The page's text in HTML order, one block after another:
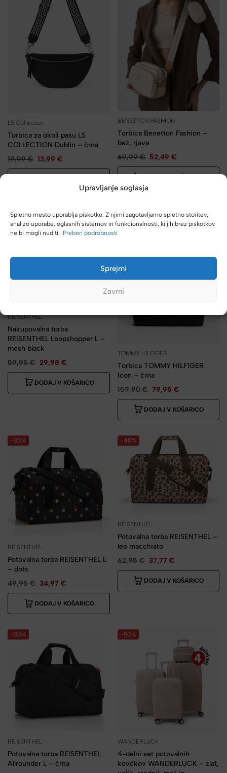
Upravljanje soglasja
Spletno mesto uporablja piškotke. Z njimi zagotavljamo spletno storitev,
analizo uporabe, oglasnih sistemov in funkcionalnosti, ki jih brez piškotkov
ne bi mogli nuditi. Preberi podrobnosti
Sprejmi
Zavrni
LS Collection
Torbica za okoli pasu LS
COLLECTION Dublin – črna
19,99€ 13,99 €
BENETTON FASHION
Torbica Benetton Fashion –
bež, rjava
69,99€ 52,49 €
REISENTHEL
Nakupovalna torba
REISENTHEL Loopshopper L –
mesh black
59,95€ 29,98 €
DODAJ V KOŠARICO
TOMMY HILFIGER
Torbica TOMMY HILFIGER
Icon – črna
159,90€ 79,95 €
DODAJ V KOŠARICO
-30%
REISENTHEL
Potovalna torba REISENTHEL L
– dots
49,95€ 34,97 €
DODAJ V KOŠARICO
-40%
REISENTHEL
Potovalna torba REISENTHEL –
leo macchiato
62,95€ 37,77 €
DODAJ V KOŠARICO
-30%
REISENTHEL
Potovalna torba REISENTHEL
Allrounder L – črna
-50%
WANDERLUCK
4-delni set potovalnih
kovčkov WANDERLUCK – zlat,